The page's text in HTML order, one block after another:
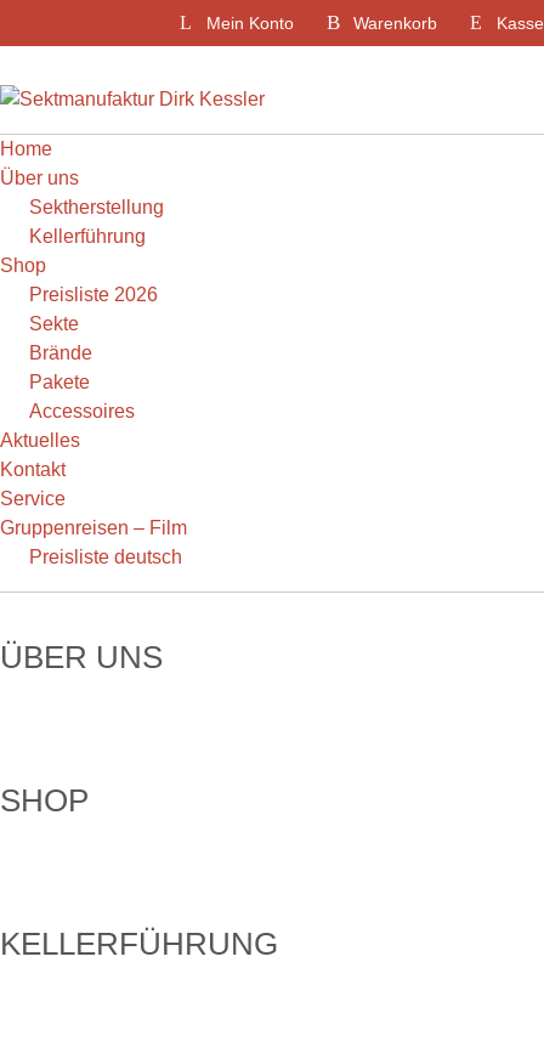
zum
Mein Konto Warenkorb Kasse
Home
Über uns
Sektherstellung
Kellerführung
Shop
Preisliste 2026
Sekte
Brände
Pakete
Accessoires
Aktuelles
Kontakt
Service
Gruppenreisen – Film
Preisliste deutsch
DIRK
ÜBER UNS
SHOP
KELLERFÜHRUNG